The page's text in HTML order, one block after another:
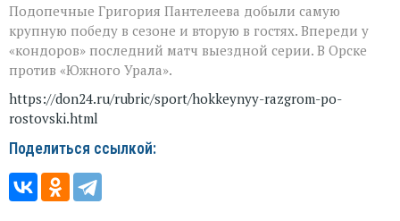
Подопечные Григория Пантелеева добыли самую
крупную победу в сезоне и вторую в гостях. Впереди у
«кондоров» последний матч выездной серии. В Орске
против «Южного Урала».
https://don24.ru/rubric/sport/hokkeynyy-razgrom-po-
rostovski.html
Поделиться ссылкой: